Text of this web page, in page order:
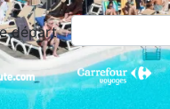
départ